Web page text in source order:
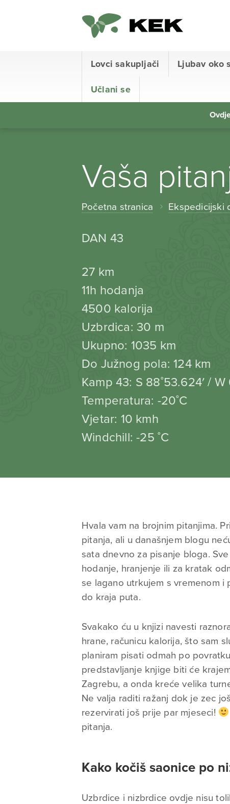
Lovci sakupljači Ljubav oko
Učlani se
Vaša
Početna stranica Ekspedicijski
DAN 43
27 km
11h hodanja
4500 kalorija
Uzbrdica: 30 m
Ukupno: 1035 km
Do Južnog pola: 124 km
Kamp 43: S 88˚53.624′ / W
Temperatura: -20˚C
Vjetar: 10 kmh
Windchill: -25 ˚C
Hvala vam na brojnim pitanjima.
pitanja, ali u današnjem blogu
sata dnevno za pisanje bloga.
hodanje, hranjenje ili za kratak
se lagano utrkujem s vremenom
do kraja puta.
Svakako ću u knjizi navesti
hrane, računicu kalorija, što sam
planiram pisati odmah po
predstavljanje knjige biti će
Zagrebu, a onda kreće velika
Ne valja raditi ražanj dok je zec
rezervirati još prije par mjeseci!
pitanja.
Kako kočiš saonice po
Uzbrdice i nizbrdice ovdje nisu